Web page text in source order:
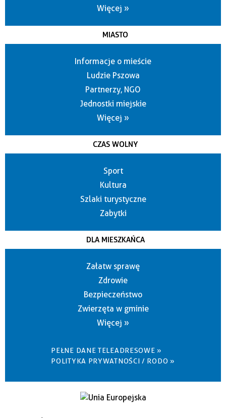
Więcej »
MIASTO
Informacje o mieście
Ludzie Pszowa
Partnerzy, NGO
Jednostki miejskie
Więcej »
CZAS WOLNY
Sport
Kultura
Szlaki turystyczne
Zabytki
DLA MIESZKAŃCA
Załatw sprawę
Zdrowie
Bezpieczeństwo
Zwierzęta w gminie
Więcej »
PEŁNE DANE TELEADRESOWE »
POLITYKA PRYWATNOŚCI / RODO »